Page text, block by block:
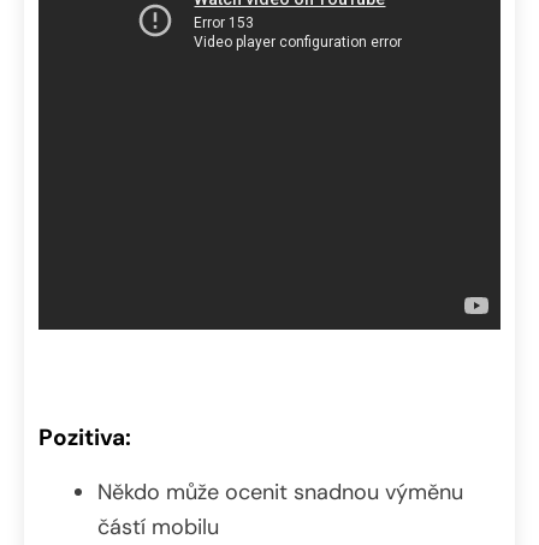
Pozitiva:
Někdo může ocenit snadnou výměnu
částí mobilu